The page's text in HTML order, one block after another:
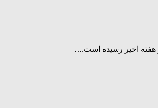
هفته اخیر رسیده است.…